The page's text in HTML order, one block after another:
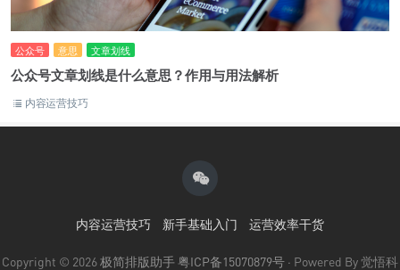
公众号 意思 文章划线
公众号文章划线是什么意思？作用与用法解析
内容运营技巧
内容运营技巧 新手基础入门 运营效率干货
Copyright © 2026极简排版助手粤ICP备15070879号 · Powered By 觉悟科